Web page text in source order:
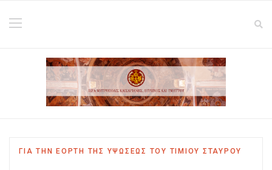
ΓΙΑ ΤΗΝ ΕΟΡΤΗ ΤΗΣ ΥΨΩΣΕΩΣ ΤΟΥ ΤΙΜΙΟΥ ΣΤΑΥΡΟΥ